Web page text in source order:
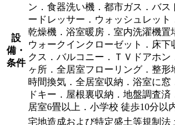
設
備・
条件
ン．食器洗い機．都市ガス．バス
ードレッサー．ウォッシュレット
乾燥機．浴室暖房．室内洗濯機置
ウォークインクローゼット．床下
クス．バルコニー．ＴＶドアホン
ヶ所．全居室フローリング．整形
時間換気．全居室収納．浴室に窓
ドキー．屋根裏収納．地盤調査
居室6畳以上．小学校 徒歩10分以
宅地造成および特定盛土等規制法